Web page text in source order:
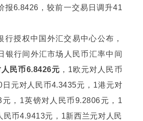
报6.8426，较前一交易日调升41
行授权中国外汇交易中心公布，
银行间外汇市场人民币汇率中间
民币6.8426元 ，1欧元对人民币
元对人民币4.3435元，1港元对
元，1英镑对人民币9.2806元，1
民币4.9413元，1新西兰元对人民